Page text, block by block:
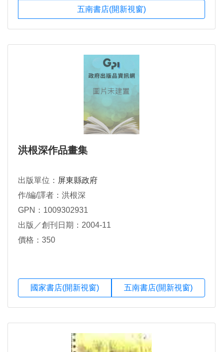
五南書店(開新視窗)
洪根深作品畫集
出版單位： 屏東縣政府
作/編/譯者：洪根深
GPN：1009302931
出版／創刊日期：2004-11
價格：350
國家書店(開新視窗) 五南書店(開新視窗)